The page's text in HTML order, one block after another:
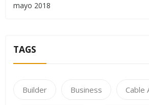
mayo 2018
TAGS
Builder Business Cable